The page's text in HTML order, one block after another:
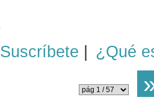
Suscríbete ¿Qué